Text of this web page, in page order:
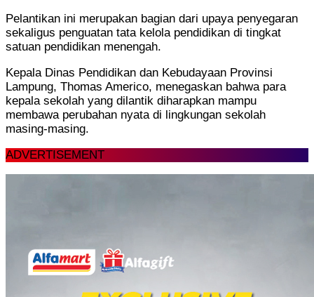
Pelantikan ini merupakan bagian dari upaya penyegaran
sekaligus penguatan tata kelola pendidikan di tingkat
satuan pendidikan menengah.
Kepala Dinas Pendidikan dan Kebudayaan Provinsi
Lampung, Thomas Americo, menegaskan bahwa para
kepala sekolah yang dilantik diharapkan mampu
membawa perubahan nyata di lingkungan sekolah
masing-masing.
ADVERTISEMENT